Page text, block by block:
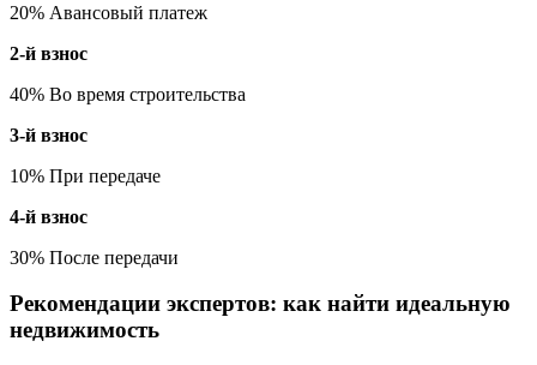
20% Авансовый платеж
2-й взнос
40% Во время строительства
3-й взнос
10% При передаче
4-й взнос
30% После передачи
Рекомендации экспертов: как найти идеальную
недвижимость